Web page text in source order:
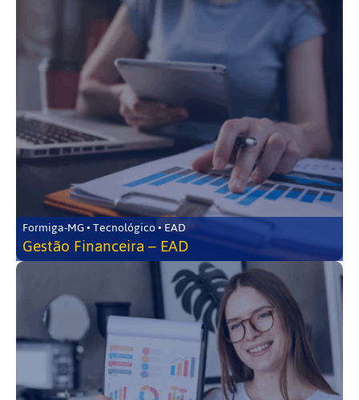
Formiga-MG • Tecnológico • EAD
Gestão Financeira – EAD